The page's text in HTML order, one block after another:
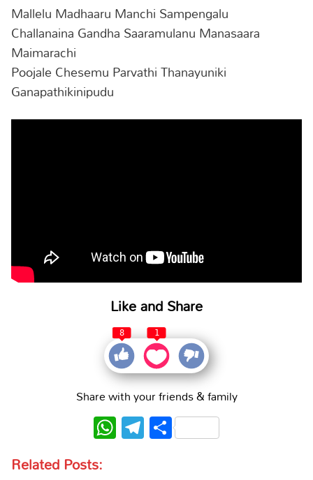
Mallelu Madhaaru Manchi Sampengalu
Challanaina Gandha Saaramulanu Manasaara
Maimarachi
Poojale Chesemu Parvathi Thanayuniki
Ganapathikinipudu
Like and Share
8 1
Share with your friends & family
WhatsApp
Telegram
Share
Related Posts: